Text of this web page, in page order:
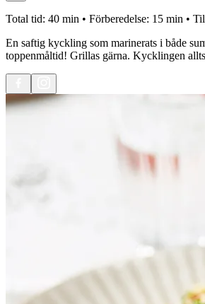
Total tid: 40 min • Förberedelse: 15 min •
En saftig kyckling som marinerats i både
toppenmåltid! Grillas gärna. Kycklingen